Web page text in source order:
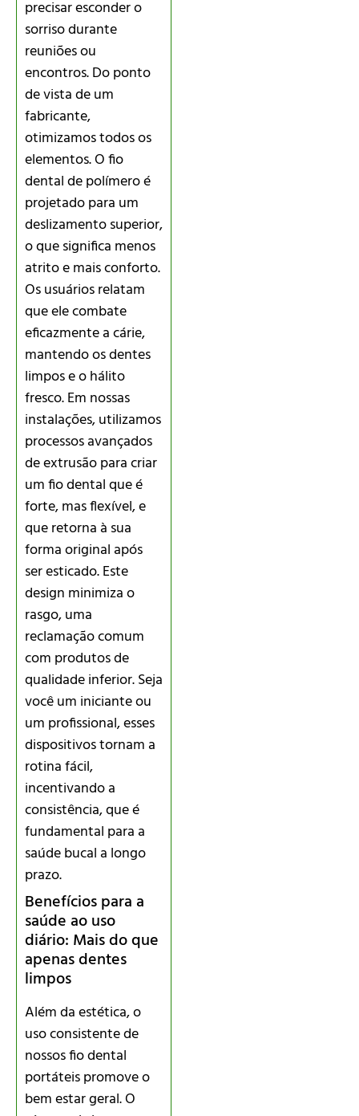
precisar esconder o
sorriso durante
reuniões ou
encontros. Do ponto
de vista de um
fabricante,
otimizamos todos os
elementos. O fio
dental de polímero é
projetado para um
deslizamento superior,
o que significa menos
atrito e mais conforto.
Os usuários relatam
que ele combate
eficazmente a cárie,
mantendo os dentes
limpos e o hálito
fresco. Em nossas
instalações, utilizamos
processos avançados
de extrusão para criar
um fio dental que é
forte, mas flexível, e
que retorna à sua
forma original após
ser esticado. Este
design minimiza o
rasgo, uma
reclamação comum
com produtos de
qualidade inferior. Seja
você um iniciante ou
um profissional, esses
dispositivos tornam a
rotina fácil,
incentivando a
consistência, que é
fundamental para a
saúde bucal a longo
prazo.
Benefícios para a
saúde ao uso
diário: Mais do que
apenas dentes
limpos
Além da estética, o
uso consistente de
nossos fio dental
portáteis promove o
bem estar geral. O